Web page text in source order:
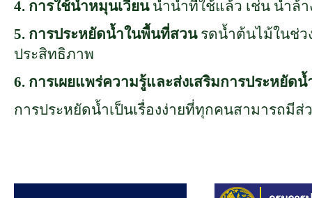
4. การใช้น้ำหมุนเวียน นำน้ำที่ใช้แล้ว เช่น น้ำล้
5. การประหยัดน้ำในพื้นที่สวน รดน้ำต้นไม้ในช่ว
ประสิทธิภาพ
6. การเผยแพร่ความรู้และส่งเสริมการประหยัด
การประหยัดน้ำเป็นเรื่องง่ายที่ทุกคนสามารถมี